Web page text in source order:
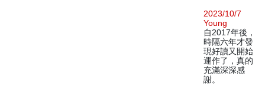
2023/10/7
Young
自2017年後，
時隔六年才發
現好讀又開始
運作了，真的
充滿深深感
謝。